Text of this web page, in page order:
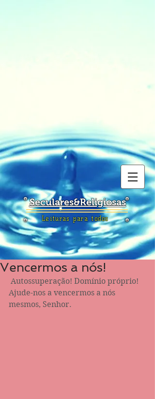
Seculares&Religiosas
Leituras para todos
Vencermos a nós!
Ajude-nos a vencermos a nós
mesmos, Senhor.